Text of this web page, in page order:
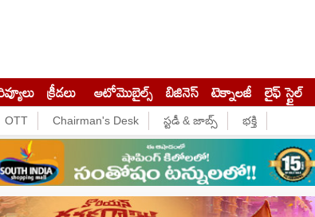
క్రీడలు ఆటోమొబైల్స్ బిజినెస్‌ టెక్నాలజీ లైఫ్ స్టైల్
OTT Chairman's Desk స్టడీ & జాబ్స్ భక్తి